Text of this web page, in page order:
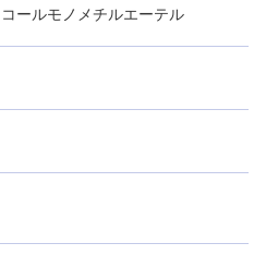
ールモノメチルエーテル